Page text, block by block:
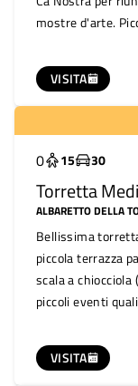
VISITA
mostre d'arte.
VISITA
Molto
0 15 30
Torretta
ALBARETTO DELLA
Bellissima
piccola terrazza
scala a
piccoli eventi
max 15 persone